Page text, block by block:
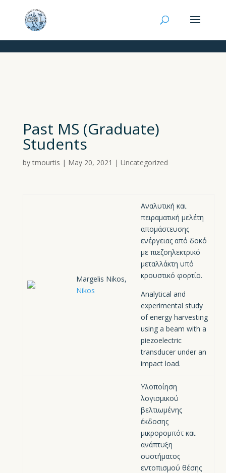
Past MS (Graduate)
Students
by tmourtis | May 20, 2021 | Uncategorized
Margelis Nikos,
Nikos
Αναλυτική και
πειραματική μελέτη
απομάστευσης
ενέργειας από δοκό
με πιεζοηλεκτρικό
μεταλλάκτη υπό
κρουστικό φορτίο.
Analytical and
experimental study
of energy harvesting
using a beam with a
piezoelectric
transducer under an
impact load.
Υλοποίηση
λογισμικού
βελτιωμένης
έκδοσης
μικρορομπότ και
ανάπτυξη
συστήματος
εντοπισμού θέσης